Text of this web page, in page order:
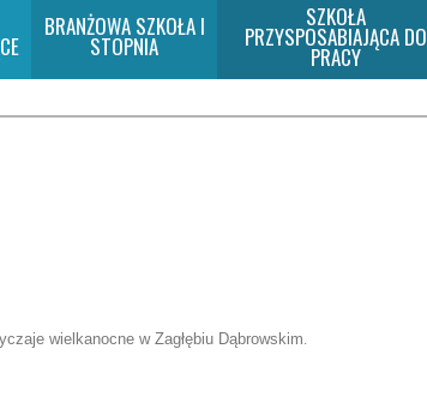
BRANŻOWA SZKOŁA I
STOPNIA
SZKOŁA
PRZYSPOSABIAJĄCA DO
PRACY
wielkanocne w Zagłębiu Dąbrowskim.